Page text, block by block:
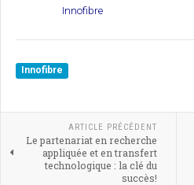
Innofibre
Innofibre
ARTICLE PRÉCÉDENT
Le partenariat en recherche
appliquée et en transfert
technologique : la clé du
succès!